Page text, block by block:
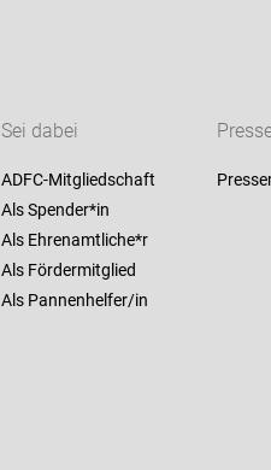
Sei dabei
ADFC-Mitgliedschaft
Als Spender*in
Als Ehrenamtliche*r
Als Fördermitglied
Als Pannenhelfer/in